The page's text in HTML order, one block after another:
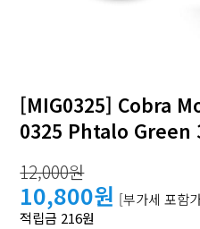
[MIG0325] Cobra
0325 Phtalo Green
12,000원
10,800원 [부가세 포함
적립금 216원